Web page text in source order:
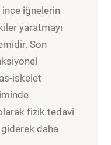
ince iğnelerin
yaratmayı
Son
iskelet
fizik tedavi
daha